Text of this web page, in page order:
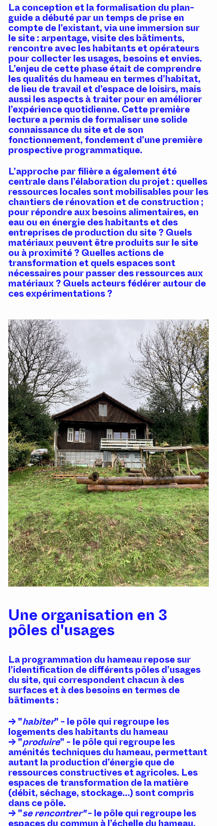
La conception et la formalisation du plan-
guide a débuté par un temps de prise en
compte de l’existant, via une immersion sur
le site : arpentage, visite des bâtiments,
rencontre avec les habitants et opérateurs
pour collecter les usages, besoins et envies.
L’enjeu de cette phase était de comprendre
les qualités du hameau en termes d’habitat,
de lieu de travail et d’espace de loisirs, mais
aussi les aspects à traiter pour en améliorer
l’expérience quotidienne. Cette première
lecture a permis de formaliser une solide
connaissance du site et de son
fonctionnement, fondement d’une première
prospective programmatique.
L’approche par filière a également été
centrale dans l’élaboration du projet : quelles
ressources locales sont mobilisables pour les
chantiers de rénovation et de construction ;
pour répondre aux besoins alimentaires, en
eau ou en énergie des habitants et des
entreprises de production du site ? Quels
matériaux peuvent être produits sur le site
ou à proximité ? Quelles actions de
transformation et quels espaces sont
nécessaires pour passer des ressources aux
matériaux ? Quels acteurs fédérer autour de
ces expérimentations ?
Une organisation en 3
pôles d'usages
La programmation du hameau repose sur
l’identification de différents pôles d’usages
du site, qui correspondent chacun à des
surfaces et à des besoins en termes de
bâtiments :
"habiter" - le pôle qui regroupe les
logements des habitants du hameau
"produire" - le pôle qui regroupe les
aménités techniques du hameau, permettant
autant la production d’énergie que de
ressources constructives et agricoles. Les
espaces de transformation de la matière
(débit, séchage, stockage…) sont compris
dans ce pôle.
"se rencontrer"- le pôle qui regroupe les
espaces du commun à l’échelle du hameau,